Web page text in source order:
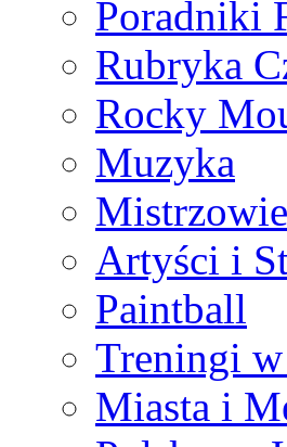
Poradniki
Rubryka
Rocky
Muzyka
Artyści i
Paintball
Treningi
Miasta i